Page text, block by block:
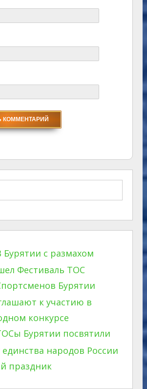
Бурятии с размахом
Фестиваль ТОС
Бурятии
к участию в
конкурсе
Бурятии посвятили
единства народов России
праздник